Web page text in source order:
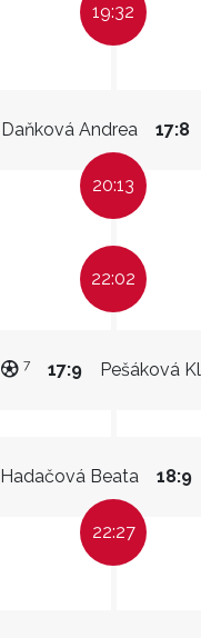
19:32
Daňková Andrea 17:8
20:13
22:02
Pešáková
17:9
7
Hadačová Beata 18:9
22:27